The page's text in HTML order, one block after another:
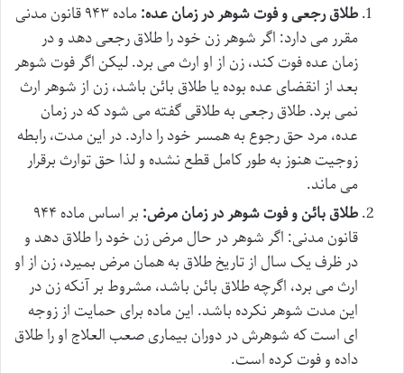
طلاق رجعی و فوت شوهر در زمان عده:
ماده ۹۴۳ قانون مدنی
مقرر می دارد: اگر شوهر زن خود را طلاق رجعی دهد و در
زمان عده فوت کند، زن از او ارث می برد. لیکن اگر فوت شوهر
بعد از انقضای عده بوده یا طلاق بائن باشد، زن از شوهر ارث
نمی برد. طلاق رجعی به طلاقی گفته می شود که در زمان
عده، مرد حق رجوع به همسر خود را دارد. در این مدت، رابطه
زوجیت هنوز به طور کامل قطع نشده و لذا حق توارث برقرار
می ماند.
طلاق بائن و فوت شوهر در زمان مرض:
بر اساس ماده ۹۴۴
قانون مدنی: اگر شوهر در حال مرض زن خود را طلاق دهد و
در ظرف یک سال از تاریخ طلاق به همان مرض بمیرد، زن از او
ارث می برد، اگرچه طلاق بائن باشد، مشروط بر آنکه زن در
این مدت شوهر نکرده باشد. این ماده برای حمایت از زوجه
ای است که شوهرش در دوران بیماری صعب العلاج او را طلاق
داده و فوت کرده است.